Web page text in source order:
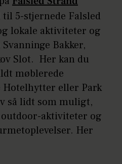
til 5-stjernede Falsled
lokale aktiviteter og
Bakker,
Slot. Her kan du
møblerede
eller Park
så lidt som muligt,
aktiviteter og
Her